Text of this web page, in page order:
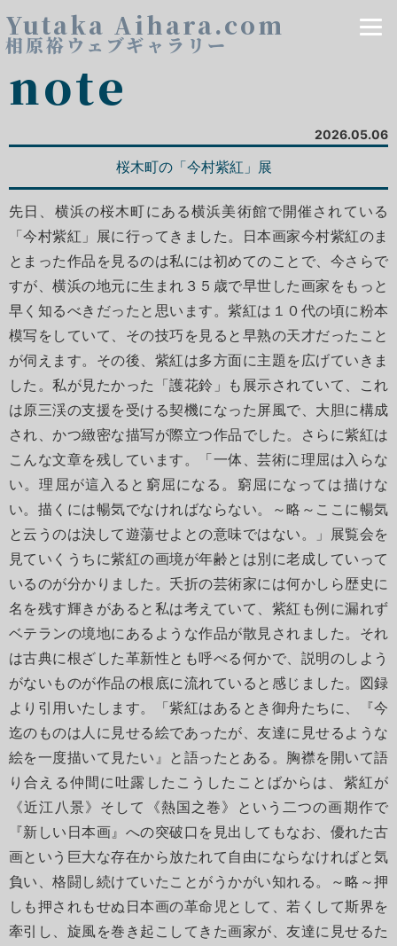
Yutaka Aihara.com
相原裕ウェブギャラリー
note
2026.05.06
桜木町の「今村紫紅」展
先日、横浜の桜木町にある横浜美術館で開催されている
「今村紫紅」展に行ってきました。日本画家今村紫紅のま
とまった作品を見るのは私には初めてのことで、今さらで
すが、横浜の地元に生まれ３５歳で早世した画家をもっと
早く知るべきだったと思います。紫紅は１０代の頃に粉本
模写をしていて、その技巧を見ると早熟の天才だったこと
が伺えます。その後、紫紅は多方面に主題を広げていきま
した。私が見たかった「護花鈴」も展示されていて、これ
は原三渓の支援を受ける契機になった屏風で、大胆に構成
され、かつ緻密な描写が際立つ作品でした。さらに紫紅は
こんな文章を残しています。「一体、芸術に理屈は入らな
い。理屈が這入ると窮屈になる。窮屈になっては描けな
い。描くには暢気でなければならない。～略～ここに暢気
と云うのは決して遊蕩せよとの意味ではない。」展覧会を
見ていくうちに紫紅の画境が年齢とは別に老成していって
いるのが分かりました。夭折の芸術家には何かしら歴史に
名を残す輝きがあると私は考えていて、紫紅も例に漏れず
ベテランの境地にあるような作品が散見されました。それ
は古典に根ざした革新性とも呼べる何かで、説明のしよう
がないものが作品の根底に流れていると感じました。図録
より引用いたします。「紫紅はあるとき御舟たちに、『今
迄のものは人に見せる絵であったが、友達に見せるような
絵を一度描いて見たい』と語ったとある。胸襟を開いて語
り合える仲間に吐露したこうしたことばからは、紫紅が
《近江八景》そして《熱国之巻》という二つの画期作で
『新しい日本画』への突破口を見出してもなお、優れた古
画という巨大な存在から放たれて自由にならなければと気
負い、格闘し続けていたことがうかがい知れる。～略～押
しも押されもせぬ日本画の革命児として、若くして斯界を
牽引し、旋風を巻き起こしてきた画家が、友達に見せるた